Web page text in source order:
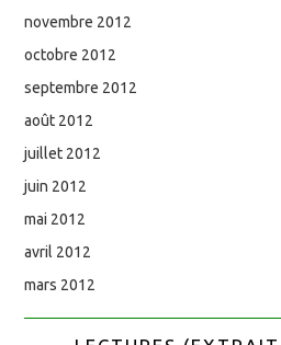
novembre 2012
octobre 2012
septembre 2012
août 2012
juillet 2012
juin 2012
mai 2012
avril 2012
mars 2012